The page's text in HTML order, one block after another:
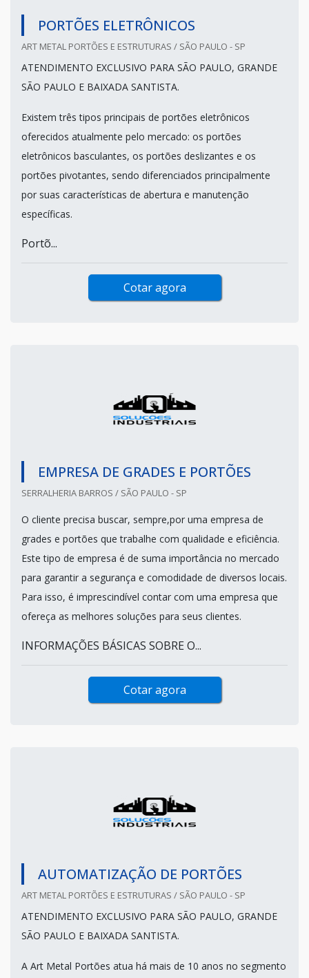
PORTÕES ELETRÔNICOS
ART METAL PORTÕES E ESTRUTURAS / SÃO PAULO - SP
ATENDIMENTO EXCLUSIVO PARA SÃO PAULO, GRANDE
SÃO PAULO E BAIXADA SANTISTA.
Existem três tipos principais de portões eletrônicos
oferecidos atualmente pelo mercado: os portões
eletrônicos basculantes, os portões deslizantes e os
portões pivotantes, sendo diferenciados principalmente
por suas características de abertura e manutenção
específicas.
Portõ...
Cotar agora
EMPRESA DE GRADES E PORTÕES
SERRALHERIA BARROS / SÃO PAULO - SP
O cliente precisa buscar, sempre,por uma empresa de
grades e portões que trabalhe com qualidade e eficiência.
Este tipo de empresa é de suma importância no mercado
para garantir a segurança e comodidade de diversos locais.
Para isso, é imprescindível contar com uma empresa que
ofereça as melhores soluções para seus clientes.
INFORMAÇÕES BÁSICAS SOBRE O...
Cotar agora
AUTOMATIZAÇÃO DE PORTÕES
ART METAL PORTÕES E ESTRUTURAS / SÃO PAULO - SP
ATENDIMENTO EXCLUSIVO PARA SÃO PAULO, GRANDE
SÃO PAULO E BAIXADA SANTISTA.
A Art Metal Portões atua há mais de 10 anos no segmento